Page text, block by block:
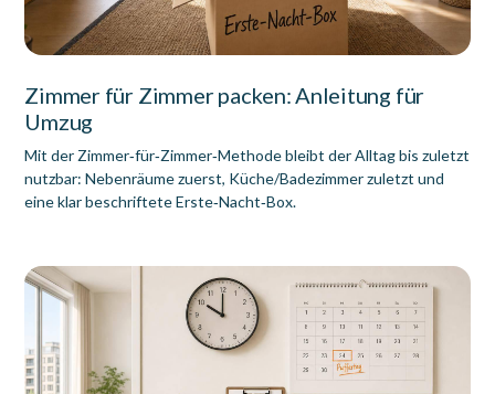
Zimmer für Zimmer packen: Anleitung für
Umzug
Mit der Zimmer‑für‑Zimmer‑Methode bleibt der Alltag bis zuletzt
nutzbar: Nebenräume zuerst, Küche/Badezimmer zuletzt und
eine klar beschriftete Erste‑Nacht‑Box.